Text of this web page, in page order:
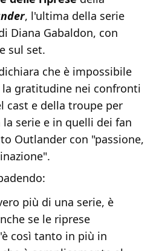
, l'ultima della serie
Diana Gabaldon, con
sul set.
che è impossibile
la gratitudine nei confronti
cast e della troupe per
serie e in quelli dei fan
Outlander con "passione,
più di una serie, è
se le riprese
così tanto in più in